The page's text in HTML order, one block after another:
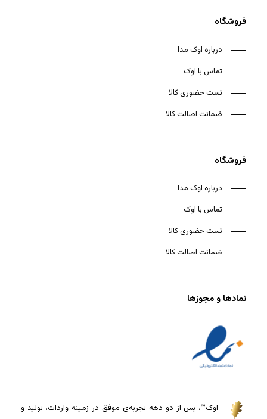
فروشگاه
درباره اوک مدا
تماس با اوک
تست حضوری کالا
ضمانت اصالت کالا
فروشگاه
درباره اوک مدا
تماس با اوک
تست حضوری کالا
ضمانت اصالت کالا
نمادها و مجوزها
اوک™، پس از دو دهه تجربه‌ی موفق در زمینه واردات، تولید و